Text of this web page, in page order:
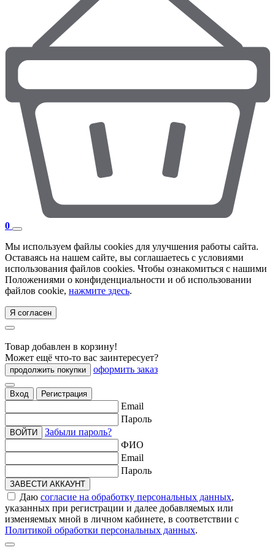
0
Мы используем файлы cookies для улучшения работы сайта.
Оставаясь на нашем сайте, вы соглашаетесь с условиями
использования файлов cookies. Чтобы ознакомиться с нашими
Положениями о конфиденциальности и об использовании
файлов cookie, нажмите здесь.
Я согласен
Товар добавлен в корзину!
Может ещё что-то вас заинтересует?
продолжить покупки оформить заказ
Вход Регистрация
Email
Пароль
ВОЙТИ
Забыли пароль?
ФИО
Email
Пароль
ЗАВЕСТИ АККАУНТ
Даю согласие на обработку персональных данных,
указанных при регистрации и далее добавляемых или
изменяемых мной в личном кабинете, в соответствии с
Политикой обработки персональных данных.